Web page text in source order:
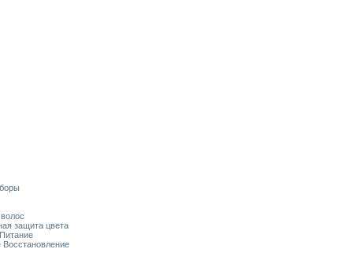
защита цвета
Восстановление